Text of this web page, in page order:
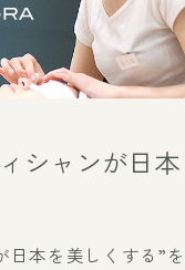
シャンが日本
日本を美しくする”を